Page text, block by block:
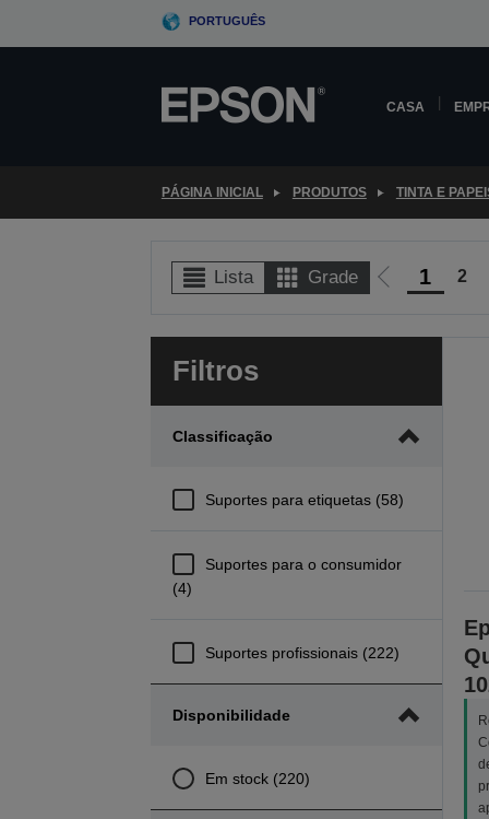
PORTUGUÊS
CASA
PÁGINA INICIAL PRODUTOS TINTA E
Lista Grade
Ir
a
1 2
Filtros
Classificação
Suportes para etiquetas (58)
Suportes para o consumidor
(4)
Suportes profissionais (222)
Disponibilidade
Em stock (220)